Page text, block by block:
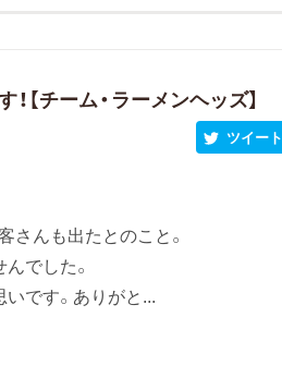
【チーム・ラーメンヘッズ】
ツイート
んも出たとのこと。
でした。
です。ありがと...